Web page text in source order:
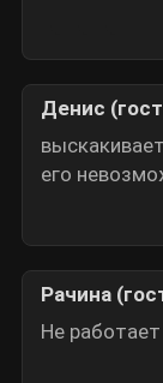
Денис
его
Рачина
Не работает